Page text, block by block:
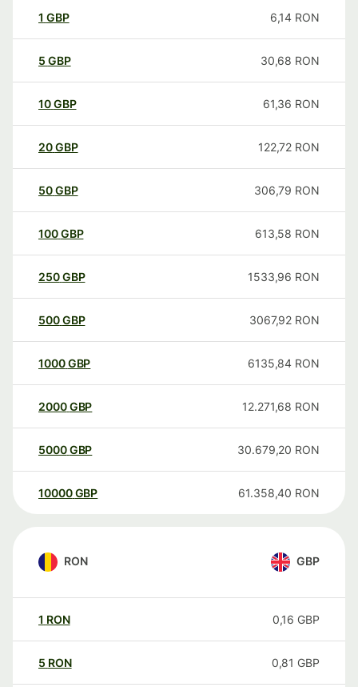
1 GBP 6,14 RON
5 GBP 30,68 RON
10GBP 61,36 RON
20GBP 122,72 RON
50GBP 306,79 RON
100GBP 613,58 RON
250GBP 1533,96 RON
500GBP 3067,92 RON
1000GBP 6135,84 RON
2000GBP 12.271,68 RON
5000GBP 30.679,20 RON
10000 GBP 61.358,40 RON
RON GBP
1 RON 0,16 GBP
5 RON 0,81 GBP